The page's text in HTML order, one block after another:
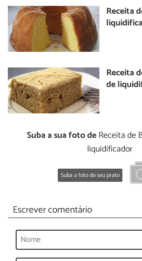
Receita
Receita
de
Suba a sua foto deReceita de
liquidificador
Suba a foto do seu prato
Escrever comentário